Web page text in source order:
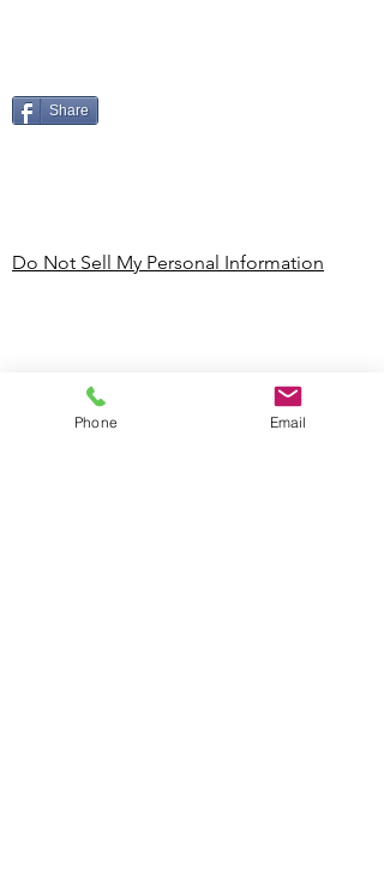
Share
Do Not Sell My Personal Information
Phone Email